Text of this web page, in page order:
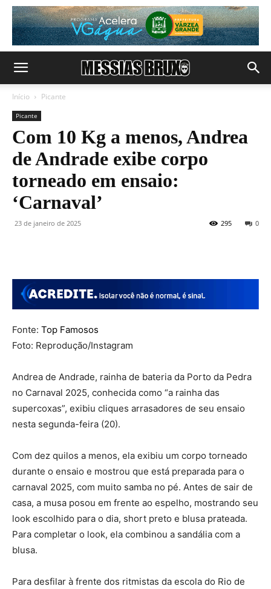
Início Picante
Picante
Com 10 Kg a menos, Andrea
de Andrade exibe corpo
torneado em ensaio:
‘Carnaval’
23 de janeiro de 2025 0
295
Fonte: Top Famosos
Foto: Reprodução/Instagram
Andrea de Andrade, rainha de bateria da Porto da Pedra
no Carnaval 2025, conhecida como “a rainha das
supercoxas”, exibiu cliques arrasadores de seu ensaio
nesta segunda-feira (20).
Com dez quilos a menos, ela exibiu um corpo torneado
durante o ensaio e mostrou que está preparada para o
carnaval 2025, com muito samba no pé. Antes de sair de
casa, a musa posou em frente ao espelho, mostrando seu
look escolhido para o dia, short preto e blusa prateada.
Para completar o look, ela combinou a sandália com a
blusa.
Para desfilar à frente dos ritmistas da escola do Rio de